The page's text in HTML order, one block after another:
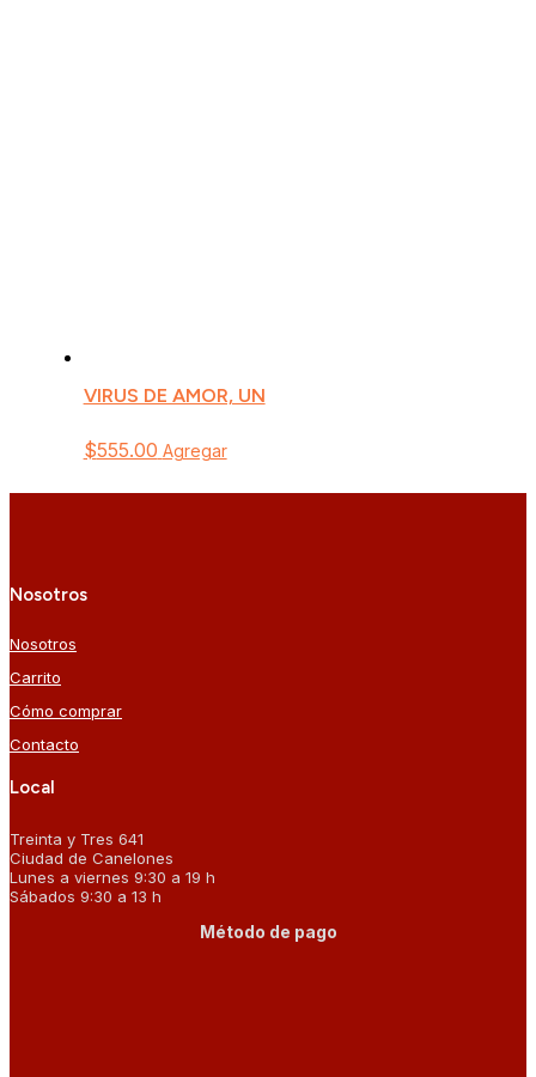
VIRUS DE AMOR, UN
$555.00 Agregar
Nosotros
Nosotros
Carrito
Cómo comprar
Contacto
Local
Treinta y Tres 641
Ciudad de Canelones
Lunes a viernes 9:30 a 19 h
Sábados 9:30 a 13 h
Método de pago